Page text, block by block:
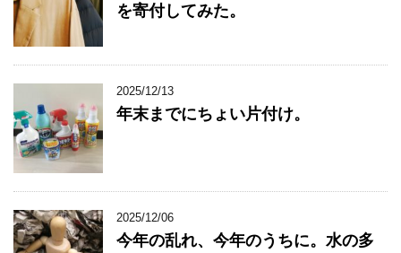
を寄付してみた。
2025/12/13
年末までにちょい片付け。
2025/12/06
今年の乱れ、今年のうちに。水の多